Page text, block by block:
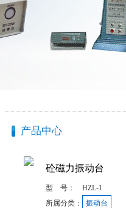
产品中心
砼磁力振动台
型 号：
HZL-1
所属分类：
振动台